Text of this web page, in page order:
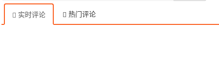
实时评论 热门评论